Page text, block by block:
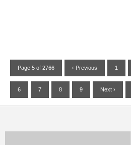
Page 5 of 2766 ‹ Previous 1
6 7 8 9 Next ›